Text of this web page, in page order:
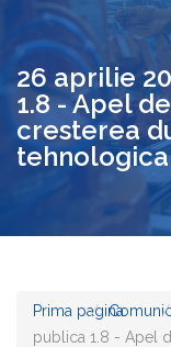
26 aprilie
1.8 - Apel
cresterea
Prima pagina
publica 1.8 - Apel